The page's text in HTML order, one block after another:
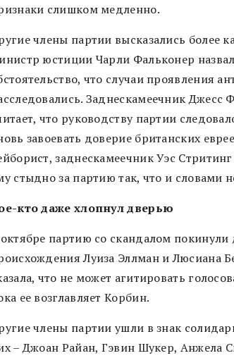
слишком медленно.
члены партии высказались более
юстиции Чарли Фальконер
что случаи проявления
Заднескамеечник
что руководству партии
завоевать доверие британских
заднескамеечник Уэс
стыдно за партию так, что и словами
кто даже хлопнул дверью
партию со скандалом покинули
Луиза Эллман и Люсиана
что не может агитировать
ее возглавляет Корбин.
члены партии ушли в знак
– Джоан Райан, Гэвин Шукер, Анжела